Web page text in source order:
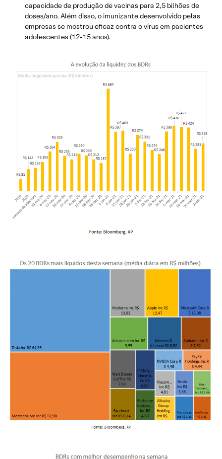
capacidade de produção de vacinas para 2,5 bilhões de
doses/ano. Além disso, o imunizante desenvolvido pelas
empresas se mostrou eficaz contra o vírus em pacientes
adolescentes (12-15 anos).